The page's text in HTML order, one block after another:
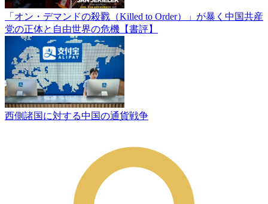
「オン・デマンドの殺戮（Killed to Order）」が暴く中国共産
党の正体と自由世界の危機【書評】
西側諸国に対する中国の通貨戦争